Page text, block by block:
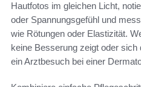
Hautfotos im gleichen Licht,
oder Spannungsgefühl und
wie Rötungen oder Elastizität.
keine Besserung zeigt oder
ein Arztbesuch bei einer